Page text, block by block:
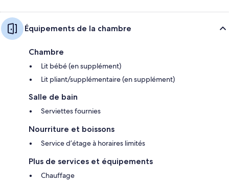
Équipements de la chambre
Chambre
Lit bébé (en supplément)
Lit pliant/supplémentaire (en supplément)
Salle de bain
Serviettes fournies
Nourriture et boissons
Service d’étage à horaires limités
Plus de services et équipements
Chauffage